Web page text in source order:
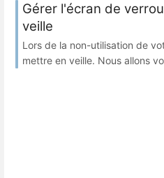
Gérer l'écran de
veille
Lors de la non-utilisation de
mettre en veille. Nous allons